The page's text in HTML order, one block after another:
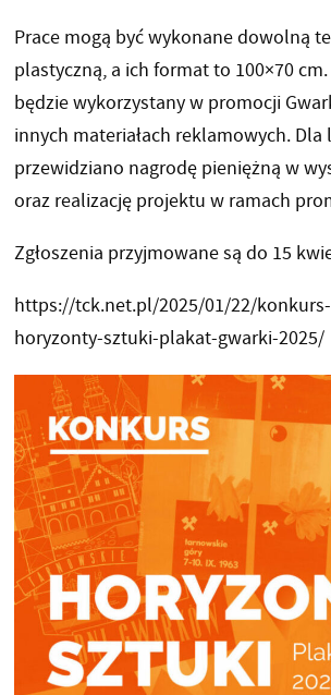
Prace mogą być wykonane dowolną
plastyczną, a ich format to 100×70
będzie wykorzystany w promocji
innych materiałach reklamowych. Dla
przewidziano nagrodę pieniężną w
oraz realizację projektu w ramach
Zgłoszenia przyjmowane są do 15
https://tck.net.pl/2025/01/22/
horyzonty-sztuki-plakat-gwarki-2025/